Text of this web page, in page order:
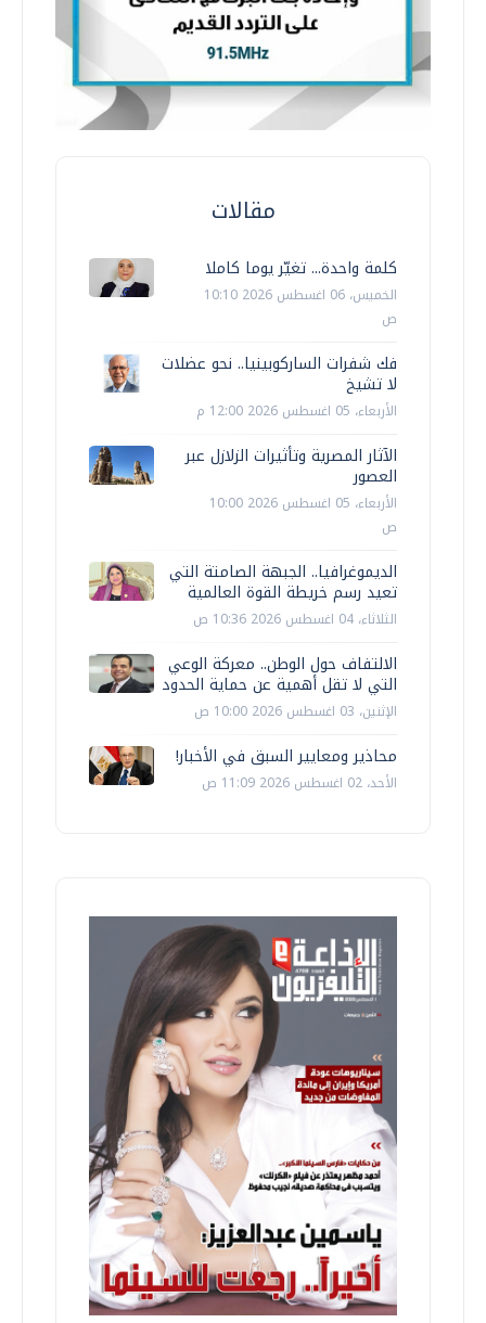
مقالات
كلمة واحدة... تغيّر يوما كاملا
الخميس، 06 اغسطس 2026 10:10
ص
فك شفرات الساركوبينيا.. نحو عضلات
لا تشيخ
الأربعاء، 05 اغسطس 2026 12:00 م
الآثار المصرية وتأثيرات الزلازل عبر
العصور
الأربعاء، 05 اغسطس 2026 10:00
ص
الديموغرافيا.. الجبهة الصامتة التي
تعيد رسم خريطة القوة العالمية
الثلاثاء، 04 اغسطس 2026 10:36 ص
الالتفاف حول الوطن.. معركة الوعي
التي لا تقل أهمية عن حماية الحدود
الإثنين، 03 اغسطس 2026 10:00 ص
محاذير ومعايير السبق في الأخبار!
الأحد، 02 اغسطس 2026 11:09 ص